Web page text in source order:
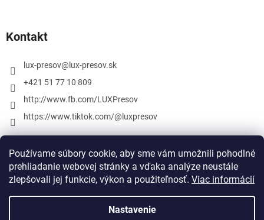
Používame súbory cookie, aby sme vám umožnili pohodlné
prehliadanie webovej stránky a vďaka analýze neustále
zlepšovali jej funkcie, výkon a použiteľnosť. Viac informácií
Nastavenie
Kontakt
lux-presov@ lux-presov.sk
+421 51 77 10 809
http://www.fb.com/LUXPresov
https://www.tiktok.com/@luxpresov
Vytvoril Shoptet